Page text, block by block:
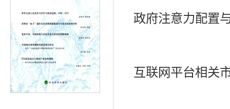
政府注意力配置
互联网平台相关